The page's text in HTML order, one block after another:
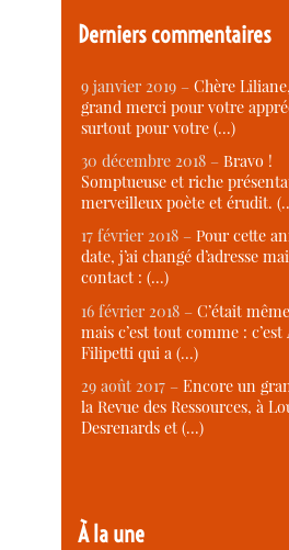
Derniers commentaires
9 janvier 2019 –Chère
grand merci pour votre
surtout pour votre (…)
30 décembre 2018 –Bravo !
Somptueuse et riche
merveilleux poète et érudit.
17 février 2018 –Pour cette
date, j’ai changé d’adresse
contact : (…)
16 février 2018 –C’était
mais c’est tout comme :
Filipetti qui a (…)
29 août 2017 –Encore un
la Revue des Ressources, à
Desrenards et (…)
À la une